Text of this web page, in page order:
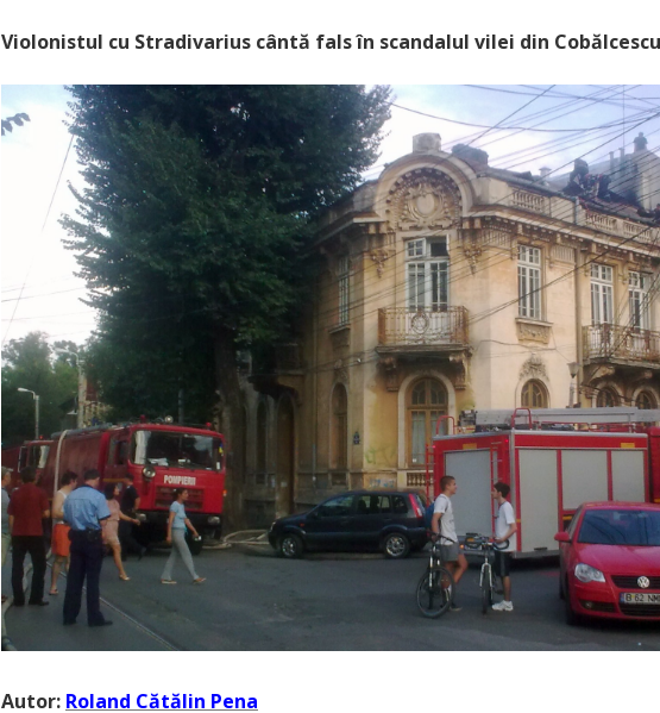
Violonistul cu Stradivarius cântă fals în scandalul vilei din
Autor: Roland Cătălin Pena